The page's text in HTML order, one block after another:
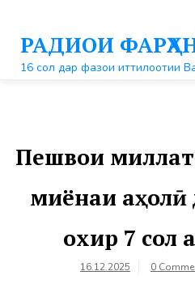
контентуРАДИОИ
16 сол дар фазои иттилоотии
Пешвои
миёнаи аҳолӣ
охир 7 сол
16.12.2025 0